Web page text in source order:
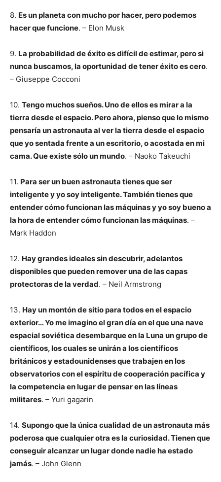
8. Es un planeta con mucho por hacer, pero podemos
hacer que funcione. – Elon Musk
9. La probabilidad de éxito es difícil de estimar, pero si
nunca buscamos, la oportunidad de tener éxito es cero.
– Giuseppe Cocconi
10. Tengo muchos sueños. Uno de ellos es mirar a la
tierra desde el espacio. Pero ahora, pienso que lo mismo
pensaría un astronauta al ver la tierra desde el espacio
que yo sentada frente a un escritorio, o acostada en mi
cama. Que existe sólo un mundo. – Naoko Takeuchi
11. Para ser un buen astronauta tienes que ser
inteligente y yo soy inteligente. También tienes que
entender cómo funcionan las máquinas y yo soy bueno a
la hora de entender cómo funcionan las máquinas. –
Mark Haddon
12. Hay grandes ideales sin descubrir, adelantos
disponibles que pueden remover una de las capas
protectoras de la verdad. – Neil Armstrong
13. Hay un montón de sitio para todos en el espacio
exterior… Yo me imagino el gran día en el que una nave
espacial soviética desembarque en la Luna un grupo de
científicos, los cuales se unirán a los científicos
británicos y estadounidenses que trabajen en los
observatorios con el espíritu de cooperación pacífica y
la competencia en lugar de pensar en las líneas
militares. – Yuri gagarin
14. Supongo que la única cualidad de un astronauta más
poderosa que cualquier otra es la curiosidad. Tienen que
conseguir alcanzar un lugar donde nadie ha estado
jamás. – John Glenn